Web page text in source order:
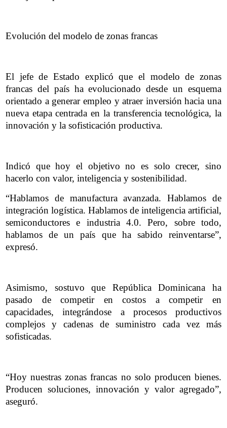
Evolución del modelo de zonas francas
El jefe de Estado explicó que el modelo de zonas
francas del país ha evolucionado desde un esquema
orientado a generar empleo y atraer inversión hacia una
nueva etapa centrada en la transferencia tecnológica, la
innovación y la sofisticación productiva.
Indicó que hoy el objetivo no es solo crecer, sino
hacerlo con valor, inteligencia y sostenibilidad.
“Hablamos de manufactura avanzada. Hablamos de
integración logística. Hablamos de inteligencia artificial,
semiconductores e industria 4.0. Pero, sobre todo,
hablamos de un país que ha sabido reinventarse”,
expresó.
Asimismo, sostuvo que República Dominicana ha
pasado de competir en costos a competir en
capacidades, integrándose a procesos productivos
complejos y cadenas de suministro cada vez más
sofisticadas.
“Hoy nuestras zonas francas no solo producen bienes.
Producen soluciones, innovación y valor agregado”,
aseguró.